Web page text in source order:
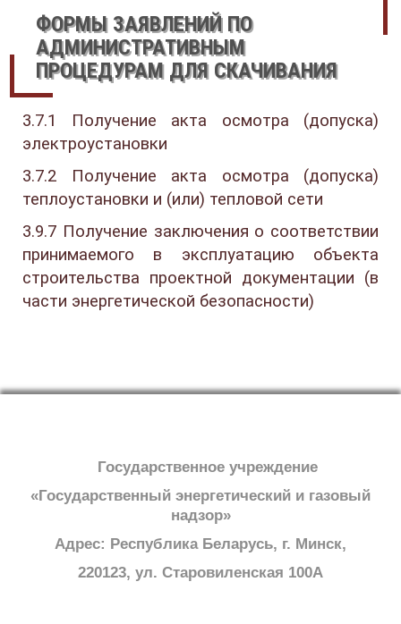
ФОРМЫ ЗАЯВЛЕНИЙ ПО
АДМИНИСТРАТИВНЫМ
ПРОЦЕДУРАМ ДЛЯ СКАЧИВАНИЯ
3.7.1 Получение акта осмотра (допуска)
электроустановки
3.7.2 Получение акта осмотра (допуска)
теплоустановки и (или) тепловой сети
3.9.7 Получение заключения о соответствии
принимаемого в эксплуатацию объекта
строительства проектной документации (в
части энергетической безопасности)
Государственное учреждение
«Государственный энергетический и газовый
надзор»
Адрес: Республика Беларусь, г. Минск,
220123, ул. Старовиленская 100А